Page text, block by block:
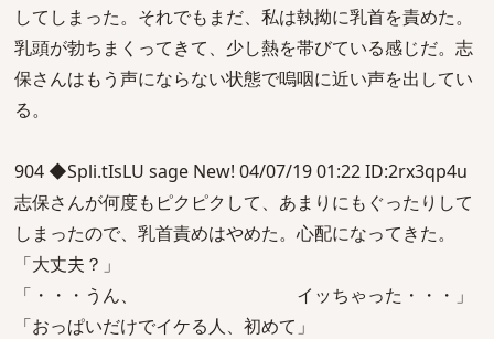
してしまった。それでもまだ、私は執拗に乳首を責めた。
乳頭が勃ちまくってきて、少し熱を帯びている感じだ。志
保さんはもう声にならない状態で嗚咽に近い声を出してい
る。
904 ◆Spli.tIsLU sage New! 04/07/19 01:22 ID:2rx3qp4u
志保さんが何度もピクピクして、あまりにもぐったりして
しまったので、乳首責めはやめた。心配になってきた。
「大丈夫？」
「・・・うん、 イッちゃった・・・」
「おっぱいだけでイケる人、初めて」